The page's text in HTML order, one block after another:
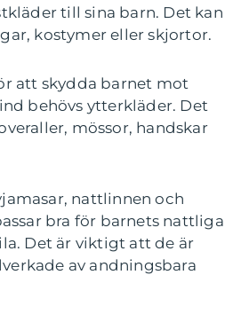
till sina barn. Det kan
kostymer eller skjortor.
att skydda barnet mot
behövs ytterkläder. Det
mössor, handskar
nattlinnen och
bra för barnets nattliga
Det är viktigt att de är
av andningsbara